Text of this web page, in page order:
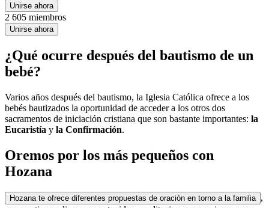
Unirse ahora
2 605 miembros
Unirse ahora
¿Qué ocurre después del bautismo de un
bebé?
Varios años después del bautismo, la Iglesia Católica ofrece a los
bebés bautizados la oportunidad de acceder a los otros dos
sacramentos de iniciación cristiana que son bastante importantes: la
Eucaristía y la Confirmación.
Oremos por los más pequeños con
Hozana
Hozana te ofrece diferentes propuestas de oración en torno a la familia ,